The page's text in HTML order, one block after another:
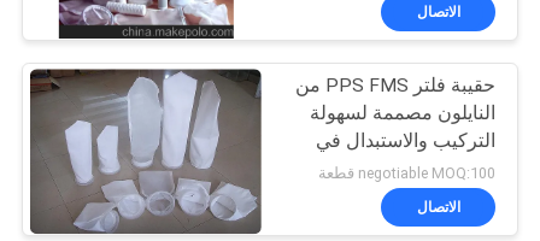
الاتصال
حقيبة فلتر PPS FMS من
النايلون مصممة لسهولة
التركيب والاستبدال في
معدات تجميع الغبار
والترشيح الصناعية
المختلفة
negotiable MOQ:100 قطعة
الاتصال